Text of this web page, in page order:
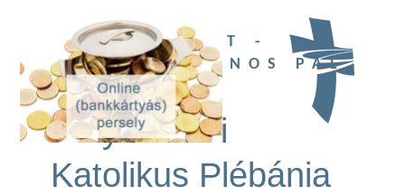
UBI DEUS EST -
SZENT II. JÁNOS PÁL
TEMPLOM
Páty Római
Katolikus Plébánia